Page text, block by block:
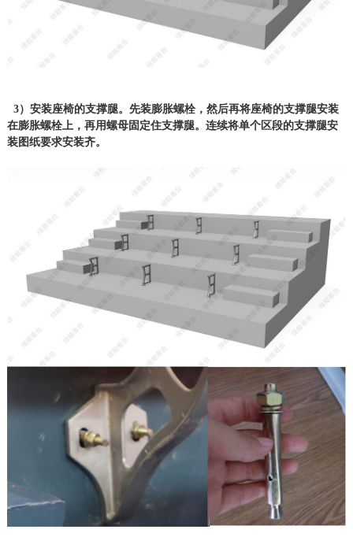
3）安装座椅的支撑腿。先装膨胀螺栓，然后再将座椅的支撑腿安装
在膨胀螺栓上，再用螺母固定住支撑腿。连续将单个区段的支撑腿安
装图纸要求安装齐。